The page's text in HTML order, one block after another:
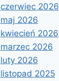
czerwiec 2026
maj 2026
kwiecień 2026
marzec 2026
luty 2026
listopad 2025